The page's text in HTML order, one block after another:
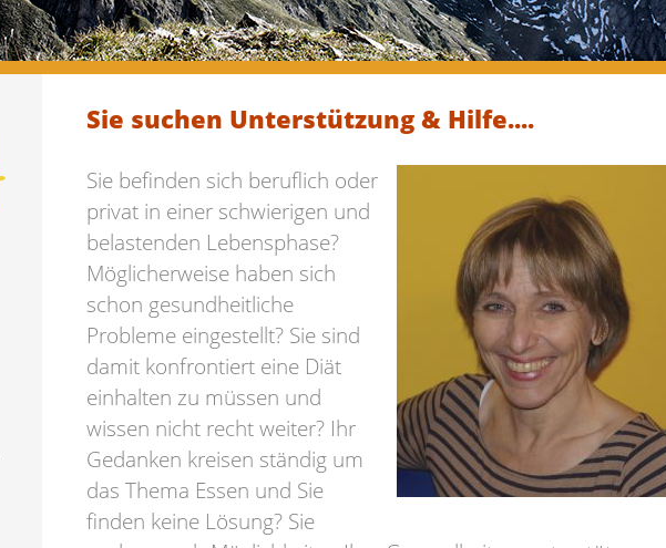
Sie suchen Unterstützung & Hilfe....
Sie befinden sich beruflich oder
privat in einer schwierigen und
belastenden Lebensphase?
Möglicherweise haben sich
schon gesundheitliche
Probleme eingestellt? Sie sind
damit konfrontiert eine Diät
einhalten zu müssen und
wissen nicht recht weiter? Ihr
Gedanken kreisen ständig um
das Thema Essen und Sie
finden keine Lösung? Sie